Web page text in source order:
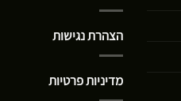
הצהרת נגישות
מדיניות פרטיות